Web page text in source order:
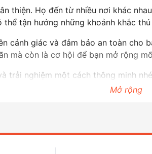
thiện. Họ đến từ nhiều nơi khác
tận hưởng những khoảnh khắc
cảnh giác và đảm bảo an toàn
mà còn là cơ hội để bạn mở rộng
trải nghiệm một cách thông minh
Mở rộng